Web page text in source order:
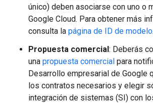
único) deben asociarse con uno o
Google Cloud. Para obtener más
consulta la página de ID de modelo.
Propuesta comercial: Deberás
una propuesta comercial para
Desarrollo empresarial de Google
los contratos necesarios y elegir
integración de sistemas (SI) con